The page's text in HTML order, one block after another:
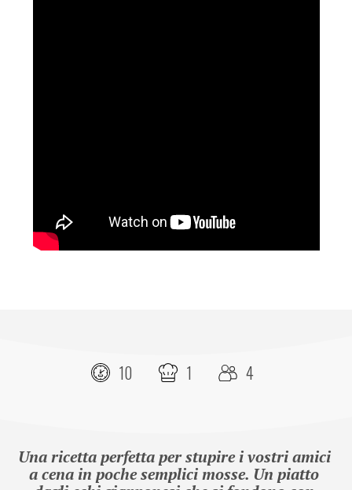
10 1 4
Una ricetta perfetta per stupire i vostri amici
a cena in poche semplici mosse. Un piatto